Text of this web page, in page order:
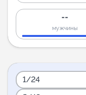
--
мужчины
1/24